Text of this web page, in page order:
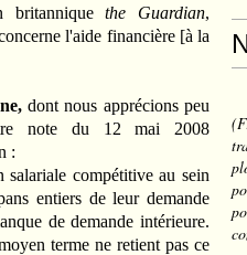
britanniquethe Guardian,
l'aide financière [à la
dont nous apprécions peu
note du 12 mai 2008
:
compétitive au sein
entiers de leur demande
de demande intérieure.
terme ne retient pas ce